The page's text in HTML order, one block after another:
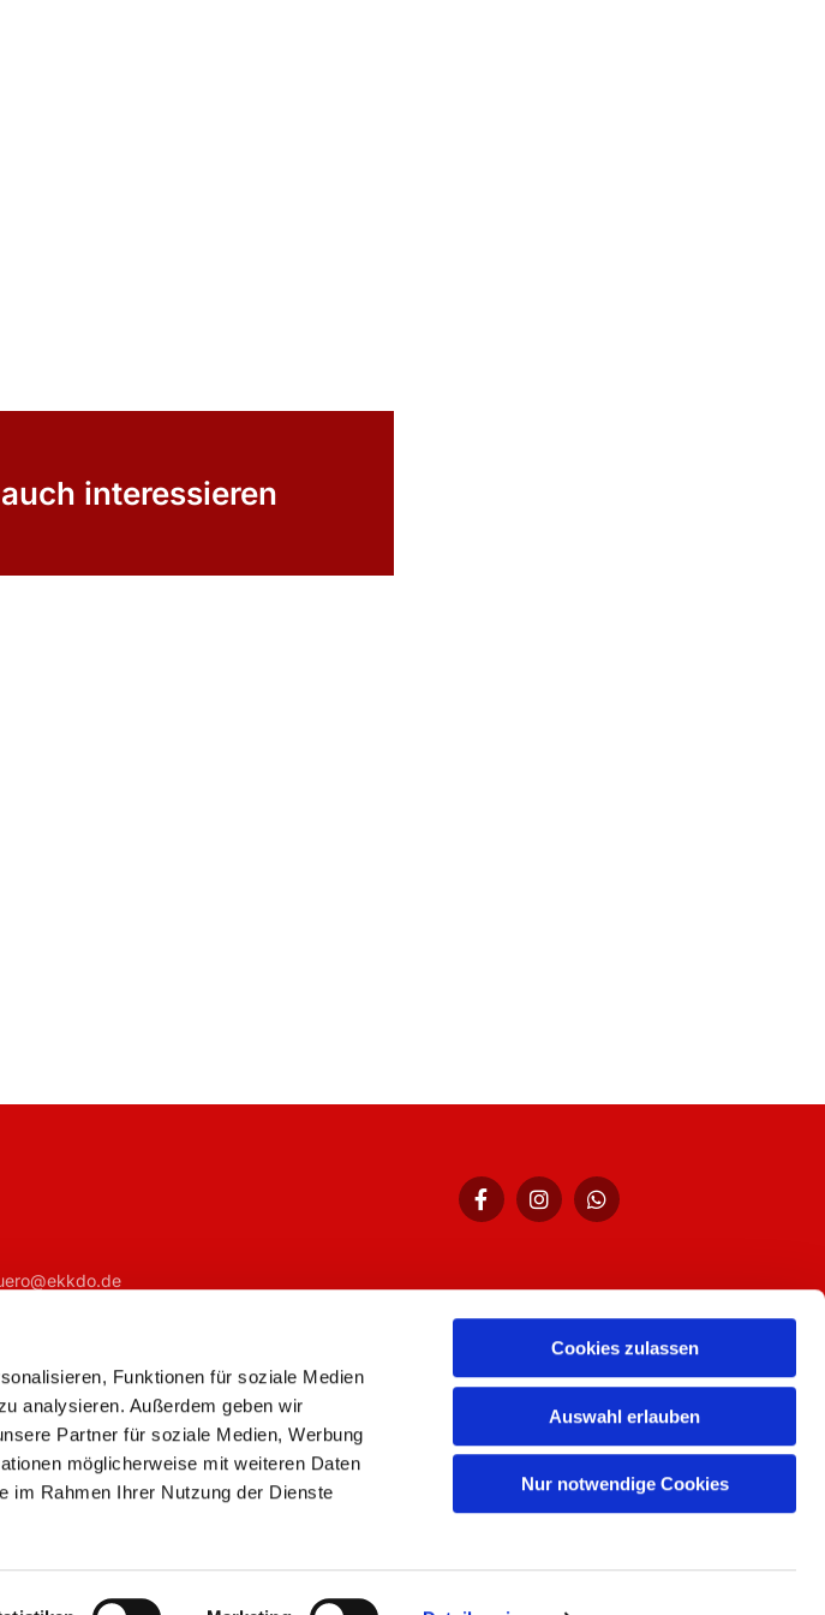
Funktionen für soziale Medien
analysieren. Außerdem geben wir
Partner für soziale Medien, Werbung
möglicherweise mit weiteren Daten
im Rahmen Ihrer Nutzung der Dienste
Cookies zulassen
Auswahl erlauben
Nur notwendige Cookies
interessieren
13 Uhr